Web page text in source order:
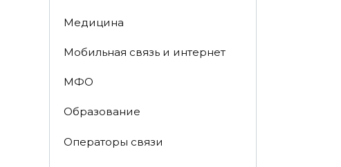
Медицина
Мобильная связь и интернет
МФО
Образование
Операторы связи